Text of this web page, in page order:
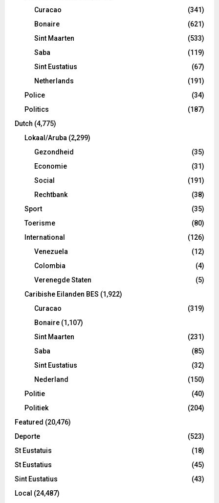
Curacao
(341)
Bonaire
(621)
Sint Maarten
(533)
Saba
(119)
Sint Eustatius
(67)
Netherlands
(191)
Police
(34)
Politics
(187)
Dutch (4,775)
Lokaal/Aruba (2,299)
Gezondheid
(35)
Economie
(31)
Social
(191)
Rechtbank
(38)
Sport
(35)
Toerisme
(80)
International
(126)
Venezuela
(12)
Colombia
(4)
Verenegde Staten
(5)
Caribishe Eilanden BES (1,922)
Curacao
(319)
Bonaire (1,107)
Sint Maarten
(231)
Saba
(85)
Sint Eustatius
(32)
Nederland
(150)
Politie
(40)
Politiek
(204)
Featured (20,476)
Deporte
(523)
St Eustatuis
(18)
St Eustatius
(45)
Sint Eustatius
(43)
Local (24,487)